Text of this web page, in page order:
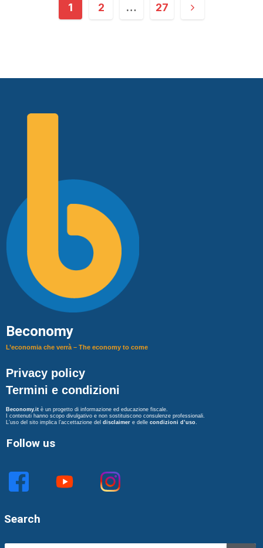
1 2 … 27
Beconomy
L’economia che verrà – The economy to come
Privacy policy
Termini e condizioni
Beconomy.it è un progetto di informazione ed educazione fiscale.
I contenuti hanno scopo divulgativo e non sostituiscono consulenze professionali.
L’uso del sito implica l’accettazione del disclaimer e delle condizioni d’uso
Follow us
Search